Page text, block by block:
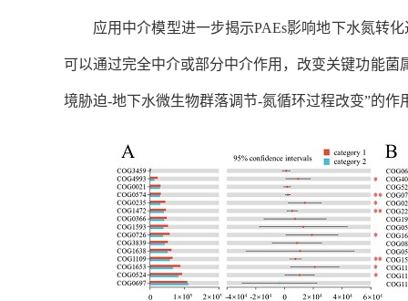
应用中介模型进一步揭示PAEs影响地下水氮转
可以通过完全中介或部分中介作用，改变关键功能
境胁迫-地下水微生物群落调节-氮循环过程改变”的作